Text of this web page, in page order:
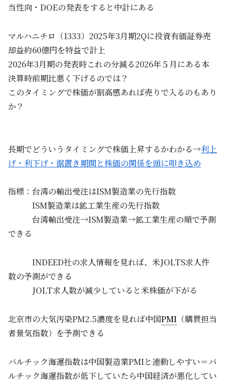
当性向・DOEの発表をすると中計にある
マルハニチロ（1333）2025年3月期2Qに投資有価証券売
却益約60億円を特益で計上
2026年3月期の発表時これの分減る2026年５月にある本
決算時前期比悪く下げるのでは？
このタイミングで株価が割高感あれば売りで入るのもあり
か？
長期でどういうタイミングで株価上昇するかわかる→利上
げ・利下げ・据置き期間と株価の関係を頭に叩き込め
指標：台湾の輸出受注はISM製造業の先行指数
ISM製造業は鉱工業生産の先行指数
台湾輸出受注→ISM製造業→鉱工業生産の順で予測
できる
INDEED社の求人情報を見れば、米JOLTS求人件
数の予測ができる
JOLT求人数が減少していると米株価が下がる
北京市の大気汚染PM2.5濃度を見れば中国PMI （購買担当
者景気指数）を予測できる
バルチック海運指数は中国製造業PMIと連動しやすい＝バ
ルチック海運指数が低下していたら中国経済が悪化してい